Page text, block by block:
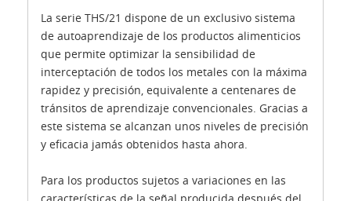
La serie THS/21 dispone de un exclusivo sistema
de autoaprendizaje de los productos alimenticios
que permite optimizar la sensibilidad de
interceptación de todos los metales con la máxima
rapidez y precisión, equivalente a centenares de
tránsitos de aprendizaje convencionales. Gracias a
este sistema se alcanzan unos niveles de precisión
y eficacia jamás obtenidos hasta ahora.
Para los productos sujetos a variaciones en las
características de la señal producida después del